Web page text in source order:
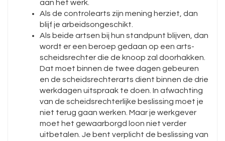
aan het werk.
Als de controlearts zijn mening herziet, dan
blijf je arbeidsongeschikt.
Als beide artsen bij hun standpunt blijven, dan
wordt er een beroep gedaan op een arts-
scheidsrechter die de knoop zal doorhakken.
Dat moet binnen de twee dagen gebeuren
en de scheidsrechterarts dient binnen de drie
werkdagen uitspraak te doen. In afwachting
van de scheidsrechterlijke beslissing moet je
niet terug gaan werken. Maar je werkgever
moet het gewaarborgd loon niet verder
uitbetalen. Je bent verplicht de beslissing van